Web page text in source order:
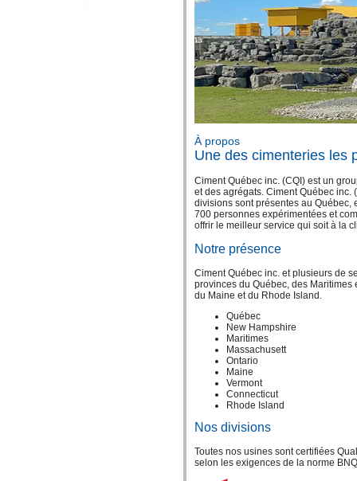
À propos
Une des cimenteries les
Ciment Québec inc. (CQI) est un
et des agrégats. Ciment Québec inc.
divisions sont présentes au Québec,
700 personnes expérimentées et
offrir le meilleur service qui soit à la
Notre présence
Ciment Québec inc. et plusieurs de
provinces du Québec, des Maritimes
du Maine et du Rhode Island.
Québec
New Hampshire
Maritimes
Massachusett
Ontario
Maine
Vermont
Connecticut
Rhode Island
Nos divisions
Toutes nos usines sont certifiées
selon les exigences de la norme